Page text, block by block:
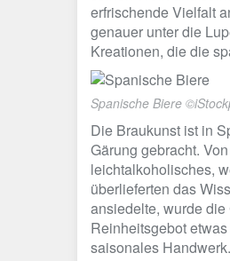
erfrischende Vielfalt
genauer unter die
Kreationen, die die
Spanische Biere
Die Braukunst ist in
Gärung gebracht.
leichtalkoholisches,
überlieferten das
ansiedelte, wurde
Reinheitsgebot
saisonales Handwerk.